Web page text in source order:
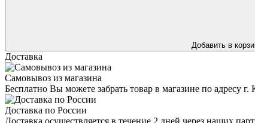
Добавить в
Доставка
Самовывоз из магазина
Бесплатно Вы можете забрать товар в магазине по адресу
Доставка по России
Доставка осуществляется в течение 2 дней через наших